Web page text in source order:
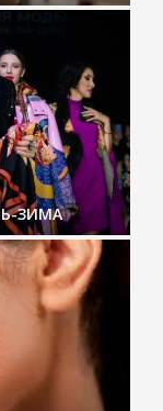
ЗИМА